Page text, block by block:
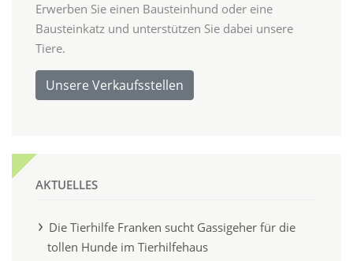
Erwerben Sie einen Bausteinhund oder eine
Bausteinkatz und unterstützen Sie dabei unsere
Tiere.
Unsere Verkaufsstellen
AKTUELLES
Die Tierhilfe Franken sucht Gassigeher für die
tollen Hunde im Tierhilfehaus